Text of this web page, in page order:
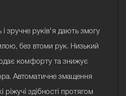
і зручне руків'я дають змогу
без втоми рук. Низький
комфорту та знижує
Автоматичне змащення
ріжучі здібності протягом